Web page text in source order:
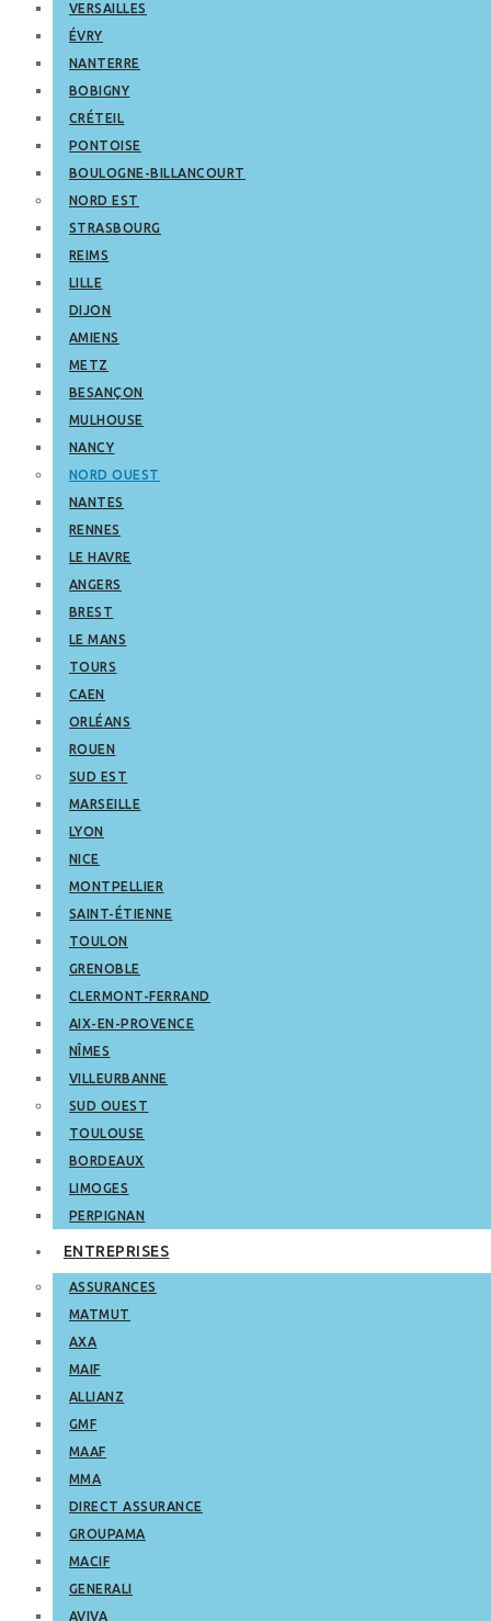
VERSAILLES
ÉVRY
NANTERRE
BOBIGNY
CRÉTEIL
PONTOISE
BOULOGNE-BILLANCOURT
NORD EST
STRASBOURG
REIMS
LILLE
DIJON
AMIENS
METZ
BESANÇON
MULHOUSE
NANCY
NORD OUEST
NANTES
RENNES
LE HAVRE
ANGERS
BREST
LE MANS
TOURS
CAEN
ORLÉANS
ROUEN
SUD EST
MARSEILLE
LYON
NICE
MONTPELLIER
SAINT-ÉTIENNE
TOULON
GRENOBLE
CLERMONT-FERRAND
AIX-EN-PROVENCE
NÎMES
VILLEURBANNE
SUD OUEST
TOULOUSE
BORDEAUX
LIMOGES
PERPIGNAN
ENTREPRISES
ASSURANCES
MATMUT
AXA
MAIF
ALLIANZ
GMF
MAAF
MMA
DIRECT ASSURANCE
GROUPAMA
MACIF
GENERALI
AVIVA